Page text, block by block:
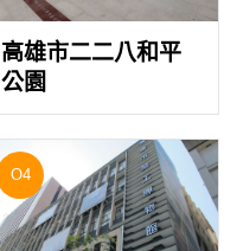
高雄市二二八和平
公園
O4